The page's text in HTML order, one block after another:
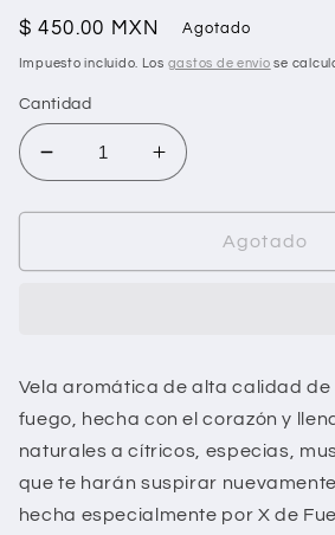
Precio
habitual
$ 450.00 MXN Agotado
Impuesto incluido. Los gastos de envío se
Cantidad
Reducir
cantidad
para
aromática
de
Fuego.
Aroma
&quot;Polvo
Estrellas&quot;
Aumentar
cantidad
para
aromática
de
Fuego.
Aroma
&quot;Polvo
Estrellas&quot;
Agotado
Vela aromática de alta calidad de
fuego,
hecha con el corazón y
naturales a cítricos, especias,
que te harán suspirar
hecha especialmente por X de